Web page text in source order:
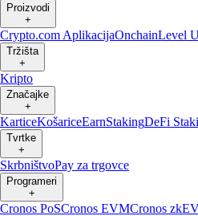
Proizvodi
+
Crypto.com AplikacijaOnchainLevel
Tržišta
+
Kripto
Značajke
+
KarticeKošariceEarnStakingDeFi
Tvrtke
+
SkrbništvoPay za trgovce
Programeri
+
Cronos PoSCronos EVMCronos